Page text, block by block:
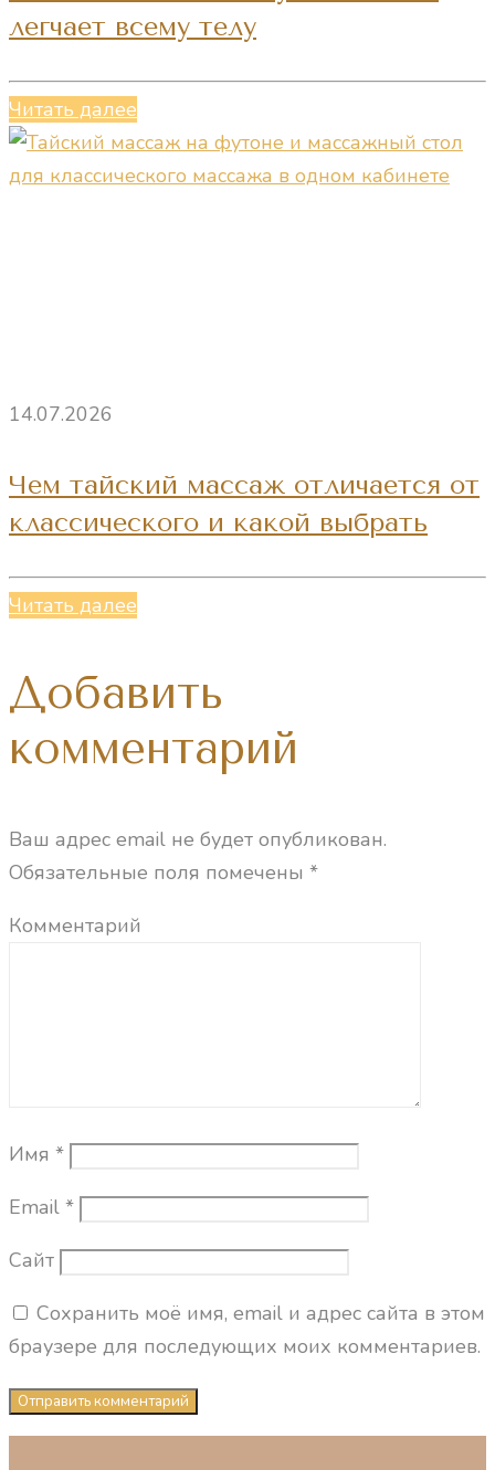
легчает всему телу
Читать далее
14.07.2026
Чем тайский массаж отличается от
классического и какой выбрать
Читать далее
Добавить
комментарий
Ваш адрес email не будет опубликован.
Обязательные поля помечены *
Комментарий
Имя *
Email *
Сайт
Сохранить моё имя, email и адрес сайта в этом
браузере для последующих моих комментариев.